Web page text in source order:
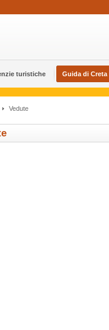
turistiche Guida di Creta
Vedute